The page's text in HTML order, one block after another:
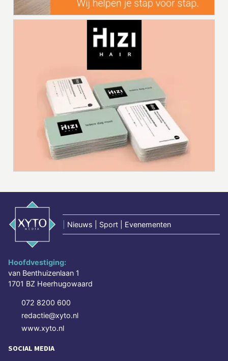
Nieuws | Sport | Evenementen
Hoofdvestiging:
van Benthuizenlaan 1
1701 BZ Heerhugowaard
072 8200 600
redactie@xyto.nl
www.xyto.nl
SOCIAL MEDIA